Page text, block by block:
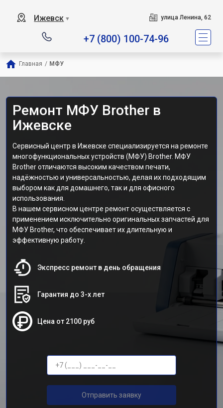
Ижевск ▼ улица Ленина, 62
+7 (800) 100-74-96
Главная / МФУ
Ремонт МФУ Brother в
Ижевске
Сервисный центр в Ижевске специализируется на ремонте
многофункциональных устройств (МФУ) Brother. МФУ
Brother отличаются высоким качеством печати,
надёжностью и универсальностью, делая их подходящим
выбором как для домашнего, так и для офисного
использования.
В нашем сервисном центре ремонт осуществляется с
применением исключительно оригинальных запчастей для
МФУ Brother, что обеспечивает их длительную и
эффективную работу.
Экспресс ремонт в день обращения
Гарантия до 3-х лет
Цена от 2100 руб
Отправить заявку